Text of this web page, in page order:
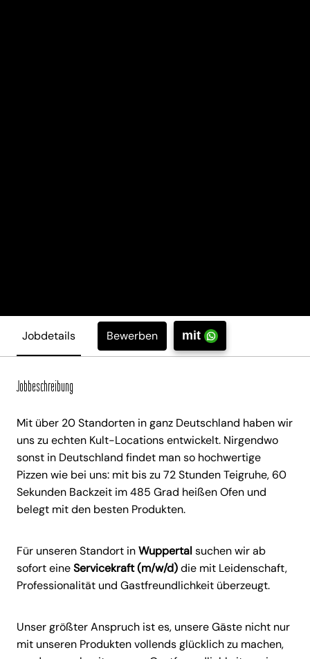
Jobdetails Bewerben mit
Jobbeschreibung
Mit über 20 Standorten in ganz Deutschland haben wir
uns zu echten Kult-Locations entwickelt. Nirgendwo
sonst in Deutschland findet man so hochwertige
Pizzen wie bei uns: mit bis zu 72 Stunden Teigruhe, 60
Sekunden Backzeit im 485 Grad heißen Ofen und
belegt mit den besten Produkten.
Für unseren Standort inWuppertalsuchen wir ab
sofort eineServicekraft (m/w/d)die mit Leidenschaft,
Professionalität und Gastfreundlichkeit überzeugt.
Unser größter Anspruch ist es, unsere Gäste nicht nur
mit unseren Produkten vollends glücklich zu machen,